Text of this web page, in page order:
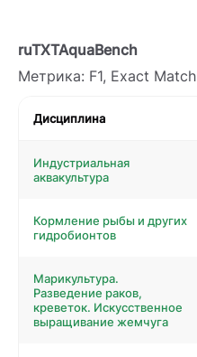
ruTXTAquaBench
Метрика: F1, Exact Match
Дисциплина
Индустриальная
аквакультура
Кормление рыбы и других
гидробионтов
Марикультура.
Разведение раков,
креветок. Искусственное
выращивание жемчуга